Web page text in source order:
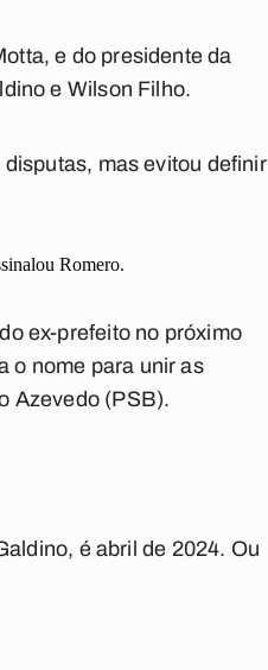
e do presidente da
e Wilson Filho.
mas evitou definir
Romero.
ex-prefeito no próximo
o nome para unir as
Azevedo (PSB).
é abril de 2024. Ou